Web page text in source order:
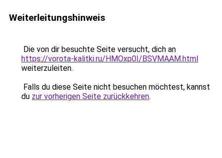
Weiterleitungshinweis
Die von dir besuchte Seite versucht, dich an
https://vorota-kalitki.ru/HMOxp0I/BSVMAAM.html
weiterzuleiten.
Falls du diese Seite nicht besuchen möchtest, kannst
du zur vorherigen Seite zurückkehren.